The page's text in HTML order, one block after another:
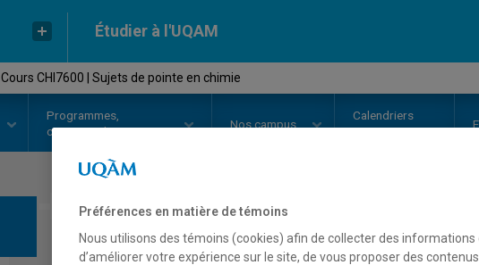
Étudier à l'UQAM
Cours CHI7600 | Sujets de pointe en chimie
Programmes,
cours et admission
Nos campus
Calendriers
universitaires
COURS// CHI7600-Sujets
Préférences en matière de témoins
Nous utilisons des témoins (cookies) afin de collecter des
d’améliorer votre expérience sur le site, de vous proposer des